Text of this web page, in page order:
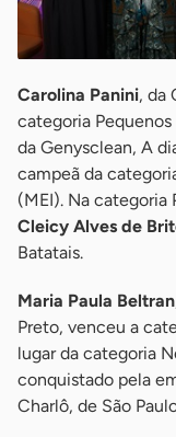
Carolina Panini, da
categoria
da Genysclean, A
campeã da
(MEI). Na categoria
Cleicy Alves de
Batatais.
Maria Paula Beltran
Preto, venceu a
lugar da categoria
conquistado pela
Charlô, de São